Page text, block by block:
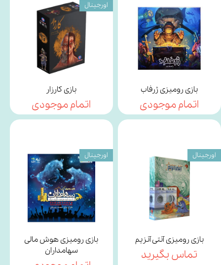
بازی رومیزی ژرفاب
اتمام موجودی
بازی کارزار
اتمام موجودی
اورجینال
بازی رومیزی آنتی آنزیم
تماس بگیرید
اورجینال
بازی رومیزی هوش مالی
سهامداران
اورجینال